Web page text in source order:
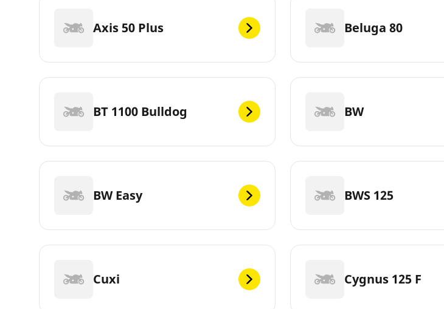
Axis 50 Plus Beluga 80
BT 1100 Bulldog BW
BW Easy BWS 125
Cuxi Cygnus 125 F